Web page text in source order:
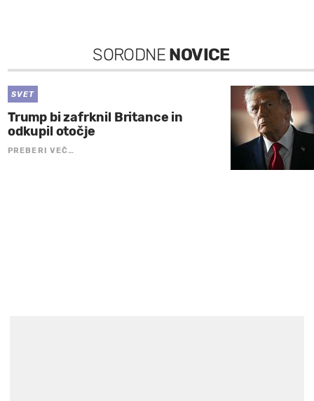
SORODNE NOVICE
SVET
Trump bi zafrknil Britance in
odkupil otočje
PREBERI VEČ…